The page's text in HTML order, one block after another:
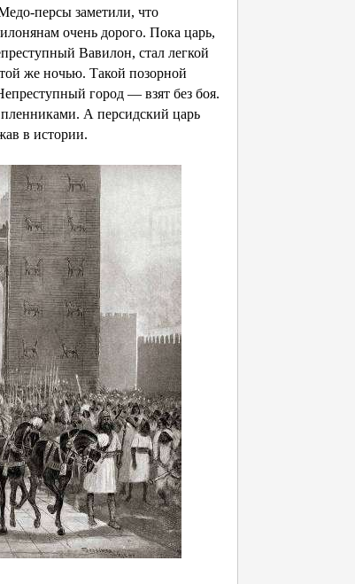
персы заметили, что
очень дорого. Пока царь,
Вавилон, стал легкой
же ночью. Такой позорной
город — взят без боя.
А персидский царь
в истории.